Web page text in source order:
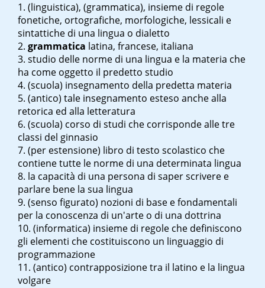
(linguistica), (grammatica), insieme di regole
fonetiche, ortografiche, morfologiche, lessicali e
sintattiche di una lingua o dialetto
grammatica latina, francese, italiana
studio delle norme di una lingua e la materia che
ha come oggetto il predetto studio
(scuola) insegnamento della predetta materia
(antico) tale insegnamento esteso anche alla
retorica ed alla letteratura
(scuola) corso di studi che corrisponde alle tre
classi del ginnasio
(per estensione) libro di testo scolastico che
contiene tutte le norme di una determinata lingua
la capacità di una persona di saper scrivere e
parlare bene la sua lingua
(senso figurato) nozioni di base e fondamentali
per la conoscenza di un'arte o di una dottrina
(informatica) insieme di regole che definiscono
gli elementi che costituiscono un linguaggio di
programmazione
(antico) contrapposizione tra il latino e la lingua
volgare